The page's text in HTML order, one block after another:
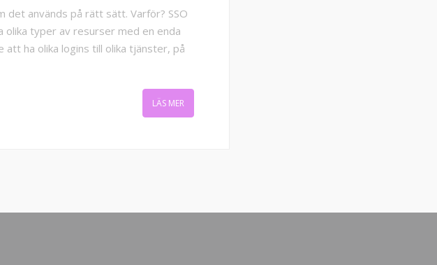
det används på rätt sätt. Varför? SSO
olika typer av resurser med en enda
att ha olika logins till olika tjänster, på
LÄS MER